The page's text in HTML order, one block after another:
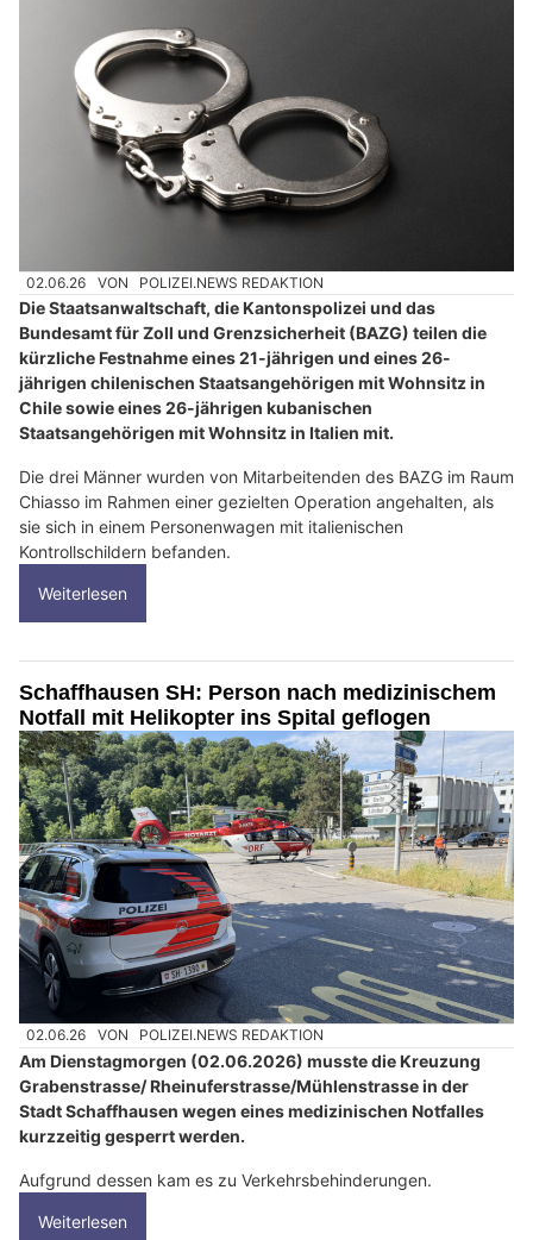
02.06.26 VON POLIZEI.NEWS REDAKTION
Die Staatsanwaltschaft, die Kantonspolizei und das
Bundesamt für Zoll und Grenzsicherheit (BAZG) teilen die
kürzliche Festnahme eines 21-jährigen und eines 26-
jährigen chilenischen Staatsangehörigen mit Wohnsitz in
Chile sowie eines 26-jährigen kubanischen
Staatsangehörigen mit Wohnsitz in Italien mit.
Die drei Männer wurden von Mitarbeitenden des BAZG im Raum
Chiasso im Rahmen einer gezielten Operation angehalten, als
sie sich in einem Personenwagen mit italienischen
Kontrollschildern befanden.
Weiterlesen
Schaffhausen SH: Person nach medizinischem
Notfall mit Helikopter ins Spital geflogen
02.06.26 VON POLIZEI.NEWS REDAKTION
Am Dienstagmorgen (02.06.2026) musste die Kreuzung
Grabenstrasse/ Rheinuferstrasse/Mühlenstrasse in der
Stadt Schaffhausen wegen eines medizinischen Notfalles
kurzzeitig gesperrt werden.
Aufgrund dessen kam es zu Verkehrsbehinderungen.
Weiterlesen